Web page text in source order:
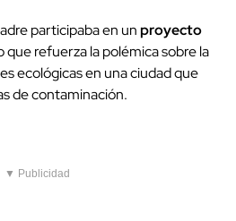
participaba en unproyecto
que refuerza la polémica sobre la
ecológicas en una ciudad que
de contaminación.
▼ Publicidad